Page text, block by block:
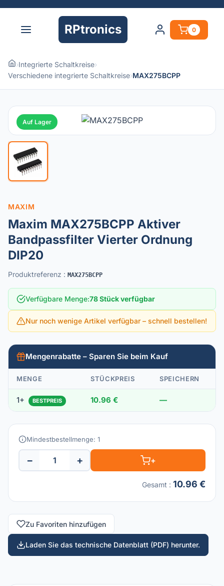
RPtronics 0
›Integrierte Schaltkreise›
Verschiedene integrierte Schaltkreise›MAX275BCPP
Auf Lager
MAXIM
Maxim MAX275BCPP Aktiver
Bandpassfilter Vierter Ordnung
DIP20
Produktreferenz : MAX275BCPP
Verfügbare Menge:78 Stück verfügbar
Nur noch wenige Artikel verfügbar – schnell bestellen!
Mengenrabatte – Sparen Sie beim Kauf
MENGE STÜCKPREIS SPEICHERN
1+ BESTPREIS 10.96 € —
Mindestbestellmenge: 1
− + +
Gesamt : 10.96 €
Zu Favoriten hinzufügen
Laden Sie das technische Datenblatt (PDF) herunter.